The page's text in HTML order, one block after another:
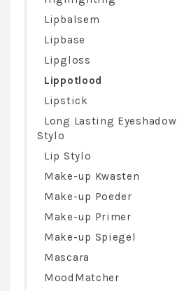
Lipbalsem
Lipbase
Lipgloss
Lippotlood
Lipstick
Long Lasting Eyeshadow
Stylo
Lip Stylo
Make-up Kwasten
Make-up Poeder
Make-up Primer
Make-up Spiegel
Mascara
MoodMatcher